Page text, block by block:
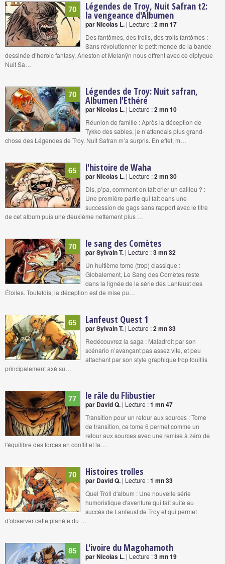
70 Légendes de Troy, Nuit Safran t2:
la vengeance d'Albumen
par Nicolas L. | Lecture :2 mn 17
Des fantômes, des trolls, des trolls fantômes :
Sans révolutionner le petit monde de la bande
dessinée d’heroic fantasy, Arleston et Melanÿn nous offrent avec ce diptyque
Nuit Sa…
70 Légendes de Troy: Nuit safran,
Albumen l'Ethéré
par Nicolas L. | Lecture :2 mn 10
Réunion de famille : Après la déception de
Tykko des sables, je n’attendais plus grand-
chose des Légendes de Troy. Nuit Safran m’a surpris. En effet, m…
65 l'histoire de Waha
par Nicolas L. | Lecture :2 mn 30
Dis, p’pa, comment on fait crier un caillou ? :
Une première partie qui fait dans une
succession de gags sans rapport avec le titre
de cet album puis une deuxième nettement plus …
70 le sang des Comètes
par Sylvain T. | Lecture :3 mn 32
Un huitième tome (trop) classique :
Globalement, Le Sang des Comètes reste
dans la lignée de la série des Lanfeust des
Étoiles. Toutefois, la déception est de mise pu…
65 Lanfeust Quest 1
par Sylvain T. | Lecture :2 mn 33
Redécouvrez la saga : Maladroit par son
scénario n’avançant pas assez vite, et peu
attachant par son style graphique trop fouillis
principalement axé su…
77 le râle du Flibustier
par David Q. | Lecture :1 mn 47
Transition pour un retour aux sources : Tome
de transition, ce tome 6 permet comme un
retour aux sources avec une remise à zéro de
l'équilibre des forces en conflit et la…
70 Histoires trolles
par David Q. | Lecture :1 mn 33
Quel Troll d'album : Une nouvelle série
humoristique d'aventure qui fait suite au
succès de Lanfeust de Troy et qui permet
d'observer cette planète du …
85 L'ivoire du Magohamoth
par Nicolas L. | Lecture :3 mn 19